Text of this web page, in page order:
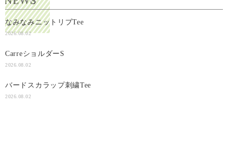
なみなみニットリブTee
2026.08.02
CarreショルダーS
2026.08.02
バードスカラップ刺繍Tee
2026.08.02